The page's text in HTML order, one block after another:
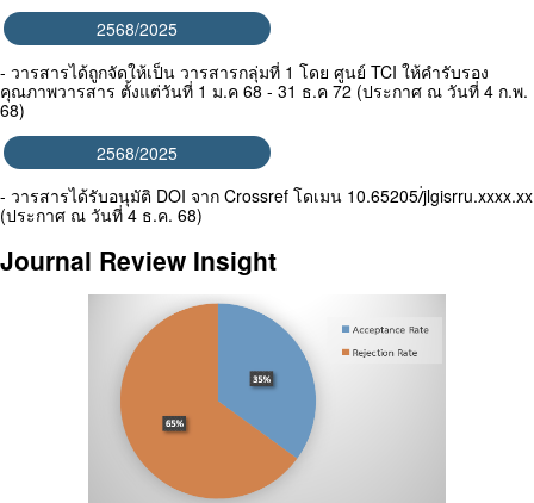
2568/2025
- วารสารได้ถูกจัดให้เป็น วารสารกลุ่มที่ 1 โดย ศูนย์ TCI ให้คำรับรอง
คุณภาพวารสาร ตั้งแต่วันที่ 1 ม.ค 68 - 31 ธ.ค 72 (ประกาศ ณ วันที่ 4 ก.พ.
68)
2568/2025
- วารสารได้รับอนุมัติ DOI จาก Crossref โดเมน 10.65205/่jlgisrru.xxxx.xx
(ประกาศ ณ วันที่ 4 ธ.ค. 68)
Journal Review Insight